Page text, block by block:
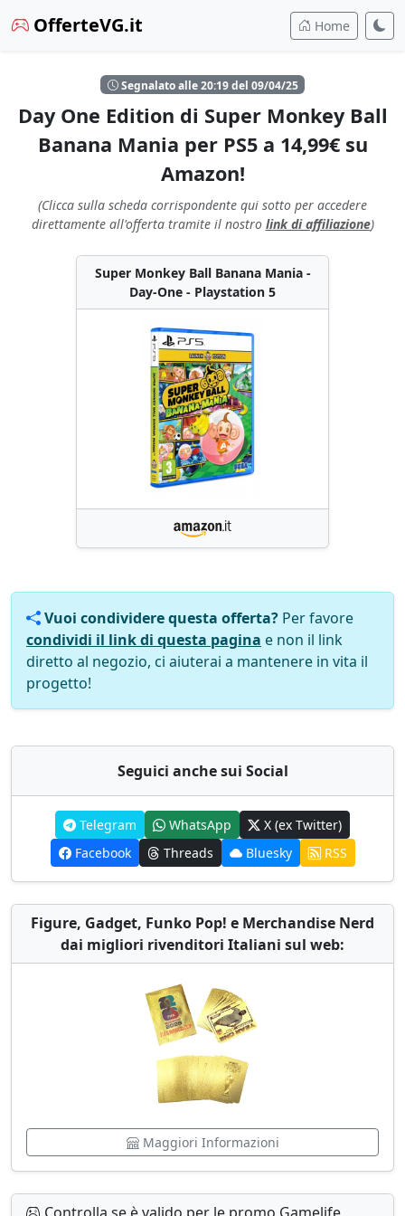
OfferteVG.it Home
Segnalato alle 20:19 del 09/04/25
Day One Edition di Super Monkey Ball
Banana Mania per PS5 a 14,99€ su
Amazon!
(Clicca sulla scheda corrispondente qui sotto per accedere
direttamente all'offerta tramite il nostro link di affiliazione)
Super Monkey Ball Banana Mania -
Day-One - Playstation 5
Vuoi condividere questa offerta? Per favore
condividi il link di questa pagina e non il link
diretto al negozio, ci aiuterai a mantenere in vita il
progetto!
Seguici anche sui Social
Telegram WhatsApp
X (ex Twitter)
Facebook
Threads Bluesky RSS
Figure, Gadget, Funko Pop! e Merchandise Nerd
dai migliori rivenditori Italiani sul web:
Maggiori Informazioni